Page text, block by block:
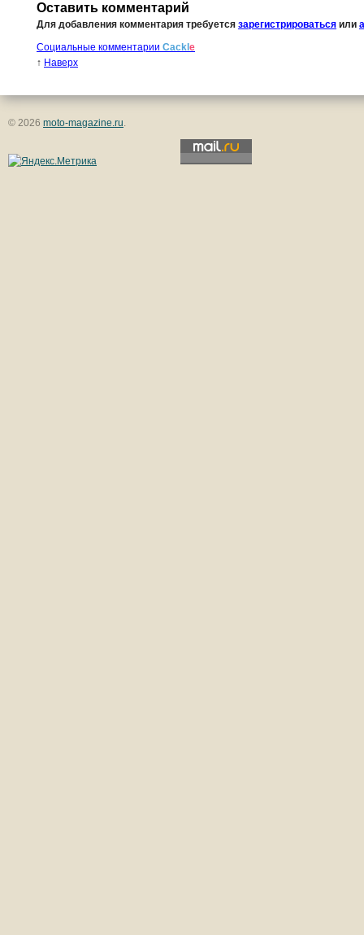
Оставить комментарий
Для добавления комментария требуется зарегистрироваться или
Социальные комментарии Cackl e
↑ Наверх
© 2026 moto-magazine.ru.